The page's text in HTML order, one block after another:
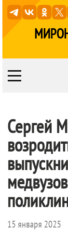
Сергей
15 января 2025